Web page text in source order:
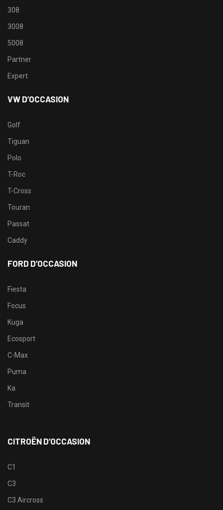
308
3008
5008
Partner
Expert
VW D’OCCASION
Golf
Tiguan
Polo
T-Roc
T-Cross
Touran
Passat
Caddy
FORD D’OCCASION
Fiesta
Focus
Kuga
Ecosport
C-Max
Puma
Ka
Transit
CITROËN D’OCCASION
C1
C3
C3 Aircross